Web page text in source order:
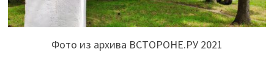
Фото из архива ВСТОРОНЕ.РУ 2021